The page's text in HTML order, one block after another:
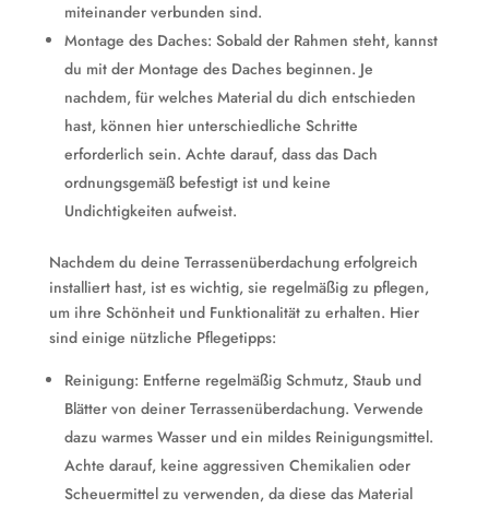
miteinander verbunden sind.
Montage des Daches: Sobald der Rahmen steht, kannst
du mit der Montage des Daches beginnen. Je
nachdem, für welches Material du dich entschieden
hast, können hier unterschiedliche Schritte
erforderlich sein. Achte darauf, dass das Dach
ordnungsgemäß befestigt ist und keine
Undichtigkeiten aufweist.
Nachdem du deine Terrassenüberdachung erfolgreich
installiert hast, ist es wichtig, sie regelmäßig zu pflegen,
um ihre Schönheit und Funktionalität zu erhalten. Hier
sind einige nützliche Pflegetipps:
Reinigung: Entferne regelmäßig Schmutz, Staub und
Blätter von deiner Terrassenüberdachung. Verwende
dazu warmes Wasser und ein mildes Reinigungsmittel.
Achte darauf, keine aggressiven Chemikalien oder
Scheuermittel zu verwenden, da diese das Material